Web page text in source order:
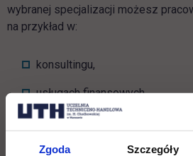
Zgoda Szczegóły
wybranej specjalizacji możesz
na przykład w:
konsultingu,
usługach finansowych,
zarządzaniu finansami w